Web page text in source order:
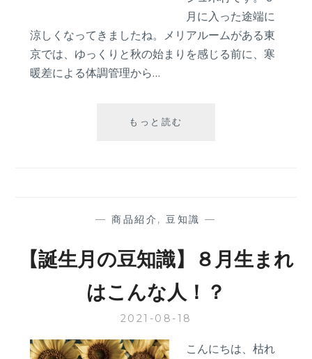
月に入った途端に
涼しくなってきましたね。メリアルームがある東
京では、ゆっくりと秋の始まりを感じる前に、寒
暖差による体調管理から…
もっと読む
識】
は
こ
な
—商品紹介 ,豆知識 —
【誕生月の豆知識】８月生まれ
はこんな人！？
2021-08-18
こんにちは、枯れ